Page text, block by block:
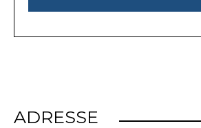
ADRESSE